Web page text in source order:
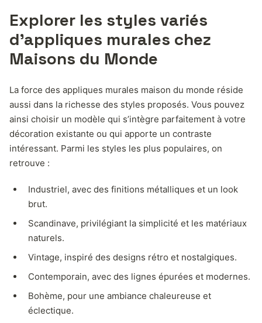
Explorer les styles variés
d’appliques murales chez
Maisons du Monde
La force des appliques murales maison du monde réside
aussi dans la richesse des styles proposés. Vous pouvez
ainsi choisir un modèle qui s’intègre parfaitement à votre
décoration existante ou qui apporte un contraste
intéressant. Parmi les styles les plus populaires, on
retrouve :
Industriel, avec des finitions métalliques et un look
brut.
Scandinave, privilégiant la simplicité et les matériaux
naturels.
Vintage, inspiré des designs rétro et nostalgiques.
Contemporain, avec des lignes épurées et modernes.
Bohème, pour une ambiance chaleureuse et
éclectique.